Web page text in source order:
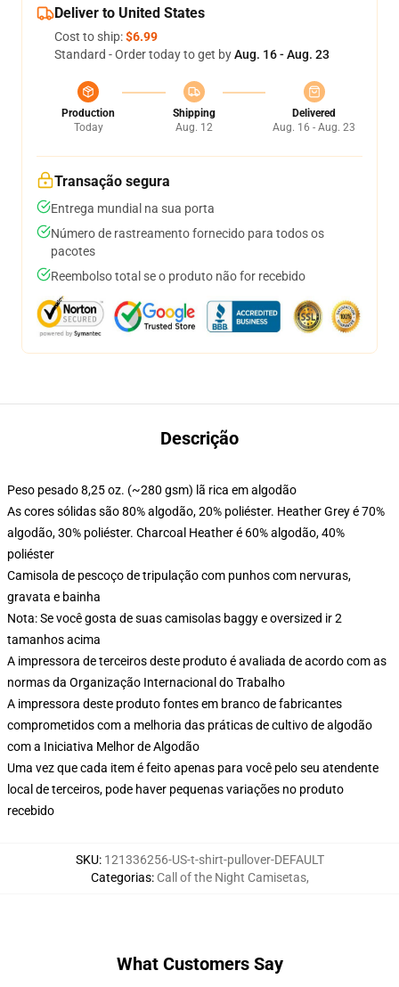
Deliver to United States
Cost to ship:$6.99
Standard - Order today to get byAug. 16 - Aug. 23
Production
Today
Shipping
Aug. 12
Delivered
Aug. 16 - Aug. 23
Transação segura
Entrega mundial na sua porta
Número de rastreamento fornecido para todos os
pacotes
Reembolso total se o produto não for recebido
Descrição
Peso pesado 8,25 oz. (~280 gsm) lã rica em algodão
As cores sólidas são 80% algodão, 20% poliéster. Heather Grey é 70%
algodão, 30% poliéster. Charcoal Heather é 60% algodão, 40%
poliéster
Camisola de pescoço de tripulação com punhos com nervuras,
gravata e bainha
Nota: Se você gosta de suas camisolas baggy e oversized ir 2
tamanhos acima
A impressora de terceiros deste produto é avaliada de acordo com as
normas da Organização Internacional do Trabalho
A impressora deste produto fontes em branco de fabricantes
comprometidos com a melhoria das práticas de cultivo de algodão
com a Iniciativa Melhor de Algodão
Uma vez que cada item é feito apenas para você pelo seu atendente
local de terceiros, pode haver pequenas variações no produto
recebido
SKU: 121336256-US-t-shirt-pullover-DEFAULT
Categorias: Call of the Night Camisetas,
What Customers Say